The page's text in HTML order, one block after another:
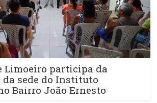
Limoeiro participa da
sede do Instituto
Bairro João Ernesto